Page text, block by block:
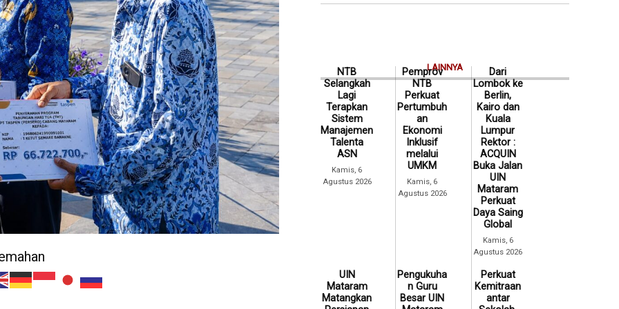
LAINNYA
NTB
Selangkah
Lagi
Terapkan
Sistem
Manajemen
Talenta
ASN
Kamis, 6
Agustus 2026
Pemprov
NTB
Perkuat
Pertumbuh
an
Ekonomi
Inklusif
melalui
UMKM
Kamis, 6
Agustus 2026
Dari
Lombok ke
Berlin,
Kairo dan
Kuala
Lumpur
Rektor :
ACQUIN
Buka Jalan
UIN
Mataram
Perkuat
Daya Saing
Global
Kamis, 6
Agustus 2026
UIN
Mataram
Matangkan
Pengukuha
n Guru
Besar UIN
Perkuat
Kemitraan
antar